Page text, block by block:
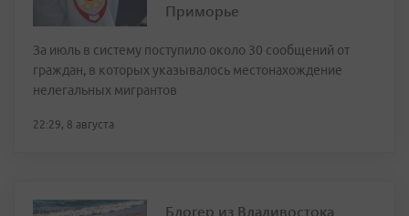
Приморье
За июль в систему поступило около 30 сообщений от
граждан, в которых указывалось местонахождение
нелегальных мигрантов
22:29, 8 августа
Блогер из Владивостока